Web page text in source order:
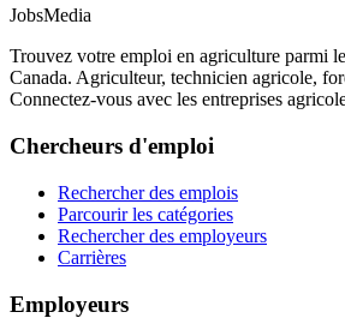
JobsMedia
Trouvez votre emploi en agriculture parmi
Canada. Agriculteur, technicien agricole,
Connectez-vous avec les entreprises
Chercheurs d'emploi
Rechercher des emplois
Parcourir les catégories
Rechercher des employeurs
Carrières
Employeurs